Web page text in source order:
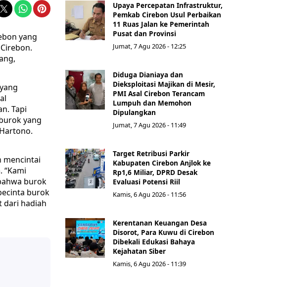
yang
Tapi
yang
mencintai
burok
burok
dari hadiah
Upaya Percepatan Infrastruktur,
Pemkab Cirebon Usul Perbaikan
11 Ruas Jalan ke Pemerintah
Pusat dan Provinsi
Jumat, 7 Agu 2026 - 12:25
Diduga Dianiaya dan
Dieksploitasi Majikan di Mesir,
PMI Asal Cirebon Terancam
Lumpuh dan Memohon
Dipulangkan
Jumat, 7 Agu 2026 - 11:49
Target Retribusi Parkir
Kabupaten Cirebon Anjlok ke
Rp1,6 Miliar, DPRD Desak
Evaluasi Potensi Riil
Kamis, 6 Agu 2026 - 11:56
Kerentanan Keuangan Desa
Disorot, Para Kuwu di Cirebon
Dibekali Edukasi Bahaya
Kejahatan Siber
Kamis, 6 Agu 2026 - 11:39